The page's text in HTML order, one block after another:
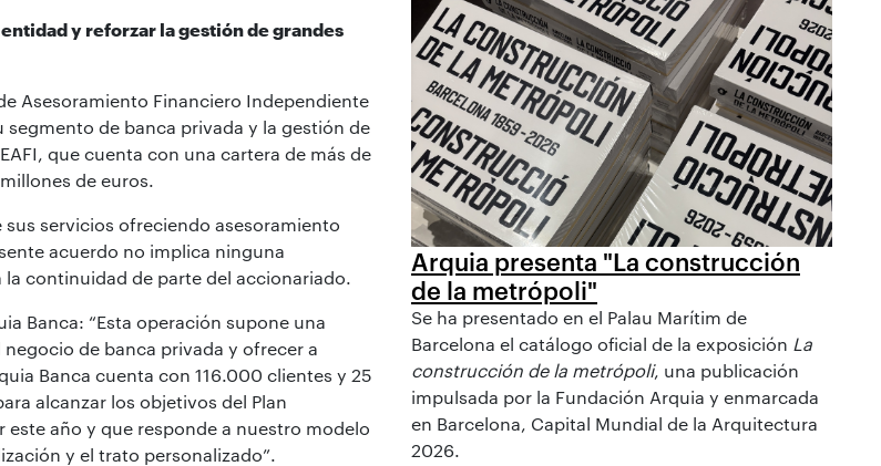
y reforzar la gestión de grandes
Asesoramiento Financiero Independiente
segmento de banca privada y la gestión de
que cuenta con una cartera de más de
de euros.
servicios ofreciendo asesoramiento
acuerdo no implica ninguna
continuidad de parte del accionariado.
Banca: “Esta operación supone una
de banca privada y ofrecer a
Banca cuenta con 116.000 clientes y 25
alcanzar los objetivos del Plan
año y que responde a nuestro modelo
y el trato personalizado”.
Arquia presenta "La construcción
de la metrópoli"
Se ha presentado en el Palau Marítim de
Barcelona el catálogo oficial de la exposición La
construcción de la metrópoli, una publicación
impulsada por la Fundación Arquia y enmarcada
en Barcelona, Capital Mundial de la Arquitectura
2026.